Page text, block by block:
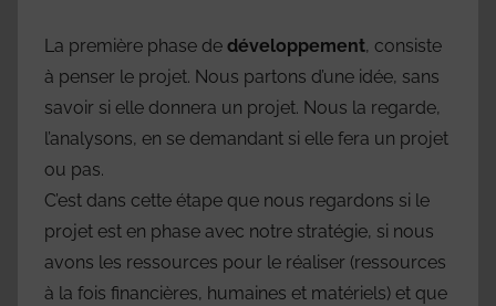
La première phase de développement, consiste
à penser le projet. Nous partons d’une idée, sans
savoir si elle donnera un projet. Nous la regarde,
l’analysons, en se demandant si elle fera un projet
ou pas.
C’est dans cette étape que nous regardons si le
projet est en phase avec notre stratégie, si nous
avons les ressources pour le réaliser (ressources
à la fois financières, humaines et matériels) et que